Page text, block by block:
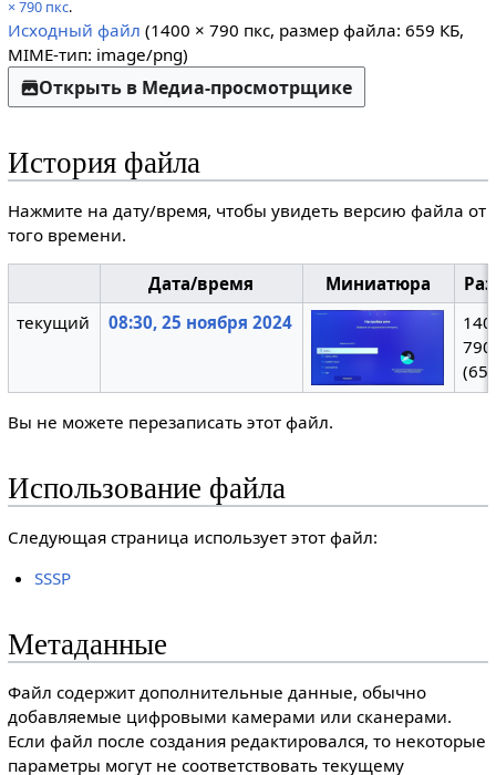
× 790 пкс.
Исходный файл (1400 × 790 пкс, размер файла: 659 КБ,
MIME-тип: image/png)
Открыть в Медиа-просмотрщике
История файла
Нажмите на дату/время, чтобы увидеть версию файла от
того времени.
Дата/время Миниатюра
текущий
08:30, 25 ноября 2024
790
Вы не можете перезаписать этот файл.
Использование файла
Следующая страница использует этот файл:
SSSP
Метаданные
Файл содержит дополнительные данные, обычно
добавляемые цифровыми камерами или сканерами.
Если файл после создания редактировался, то некоторые
параметры могут не соответствовать текущему